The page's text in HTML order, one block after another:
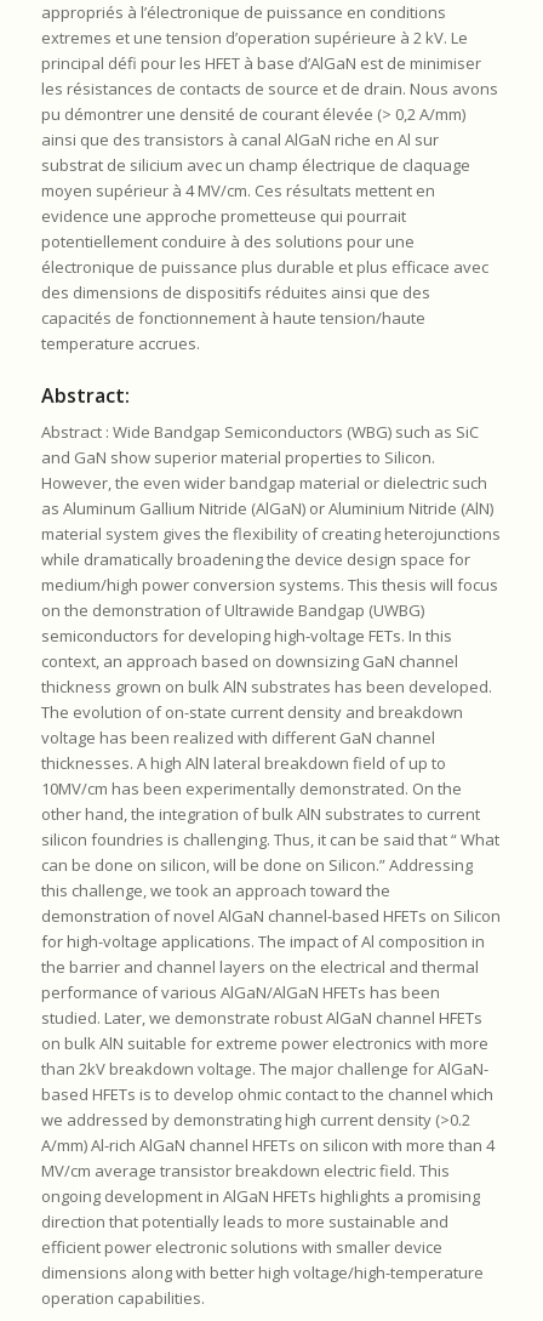
appropriés à l’électronique de puissance en conditions
extremes et une tension d’operation supérieure à 2 kV. Le
principal défi pour les HFET à base d’AlGaN est de minimiser
les résistances de contacts de source et de drain. Nous avons
pu démontrer une densité de courant élevée (> 0,2 A/mm)
ainsi que des transistors à canal AlGaN riche en Al sur
substrat de silicium avec un champ électrique de claquage
moyen supérieur à 4 MV/cm. Ces résultats mettent en
evidence une approche prometteuse qui pourrait
potentiellement conduire à des solutions pour une
électronique de puissance plus durable et plus efficace avec
des dimensions de dispositifs réduites ainsi que des
capacités de fonctionnement à haute tension/haute
temperature accrues.
Abstract:
Abstract : Wide Bandgap Semiconductors (WBG) such as SiC
and GaN show superior material properties to Silicon.
However, the even wider bandgap material or dielectric such
as Aluminum Gallium Nitride (AlGaN) or Aluminium Nitride (AlN)
material system gives the flexibility of creating heterojunctions
while dramatically broadening the device design space for
medium/high power conversion systems. This thesis will focus
on the demonstration of Ultrawide Bandgap (UWBG)
semiconductors for developing high-voltage FETs. In this
context, an approach based on downsizing GaN channel
thickness grown on bulk AlN substrates has been developed.
The evolution of on-state current density and breakdown
voltage has been realized with different GaN channel
thicknesses. A high AlN lateral breakdown field of up to
10MV/cm has been experimentally demonstrated. On the
other hand, the integration of bulk AlN substrates to current
silicon foundries is challenging. Thus, it can be said that “ What
can be done on silicon, will be done on Silicon.” Addressing
this challenge, we took an approach toward the
demonstration of novel AlGaN channel-based HFETs on Silicon
for high-voltage applications. The impact of Al composition in
the barrier and channel layers on the electrical and thermal
performance of various AlGaN/AlGaN HFETs has been
studied. Later, we demonstrate robust AlGaN channel HFETs
on bulk AlN suitable for extreme power electronics with more
than 2kV breakdown voltage. The major challenge for AlGaN-
based HFETs is to develop ohmic contact to the channel which
we addressed by demonstrating high current density (>0.2
A/mm) Al-rich AlGaN channel HFETs on silicon with more than 4
MV/cm average transistor breakdown electric field. This
ongoing development in AlGaN HFETs highlights a promising
direction that potentially leads to more sustainable and
efficient power electronic solutions with smaller device
dimensions along with better high voltage/high-temperature
operation capabilities.